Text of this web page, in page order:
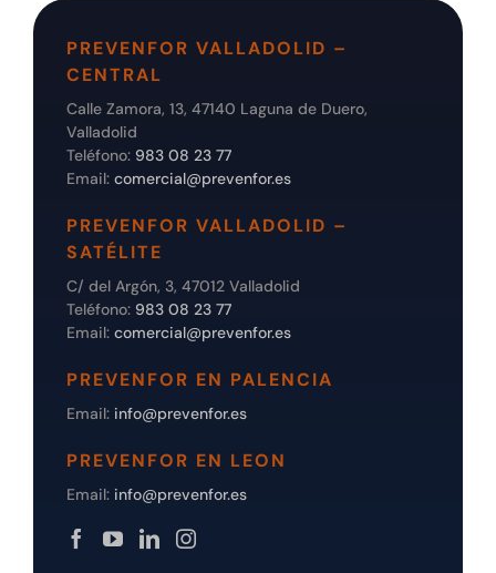
PREVENFOR VALLADOLID –
CENTRAL
Calle Zamora, 13, 47140 Laguna de Duero,
Valladolid
Teléfono: 983 08 23 77
Email: comercial@prevenfor.es
PREVENFOR VALLADOLID –
SATÉLITE
C/ del Argón, 3, 47012 Valladolid
Teléfono: 983 08 23 77
Email: comercial@prevenfor.es
PREVENFOR EN PALENCIA
Email: info@prevenfor.es
PREVENFOR EN LEON
Email: info@prevenfor.es